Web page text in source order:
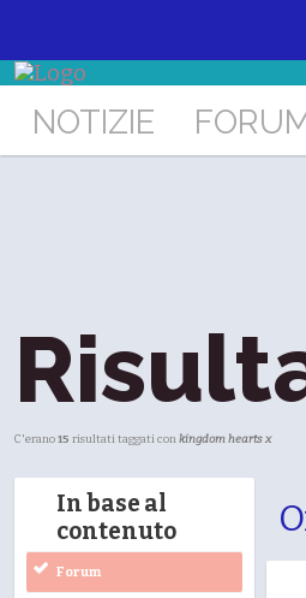
NOTIZIE
C'erano15 risultati taggati conkingdom hearts x
In base al
contenuto
Forum